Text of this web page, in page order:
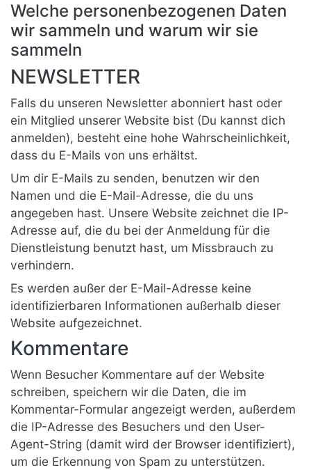
Welche personenbezogenen Daten
wir sammeln und warum wir sie
sammeln
NEWSLETTER
Falls du unseren Newsletter abonniert hast oder
ein Mitglied unserer Website bist (Du kannst dich
anmelden), besteht eine hohe Wahrscheinlichkeit,
dass du E-Mails von uns erhältst.
Um dir E-Mails zu senden, benutzen wir den
Namen und die E-Mail-Adresse, die du uns
angegeben hast. Unsere Website zeichnet die IP-
Adresse auf, die du bei der Anmeldung für die
Dienstleistung benutzt hast, um Missbrauch zu
verhindern.
Es werden außer der E-Mail-Adresse keine
identifizierbaren Informationen außerhalb dieser
Website aufgezeichnet.
Kommentare
Wenn Besucher Kommentare auf der Website
schreiben, speichern wir die Daten, die im
Kommentar-Formular angezeigt werden, außerdem
die IP-Adresse des Besuchers und den User-
Agent-String (damit wird der Browser identifiziert),
um die Erkennung von Spam zu unterstützen.